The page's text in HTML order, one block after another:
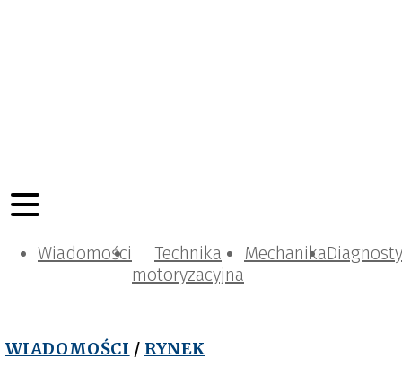
Wiadomości
Technika
motoryzacyjna
Mechanika
WIADOMOŚCI / RYNEK